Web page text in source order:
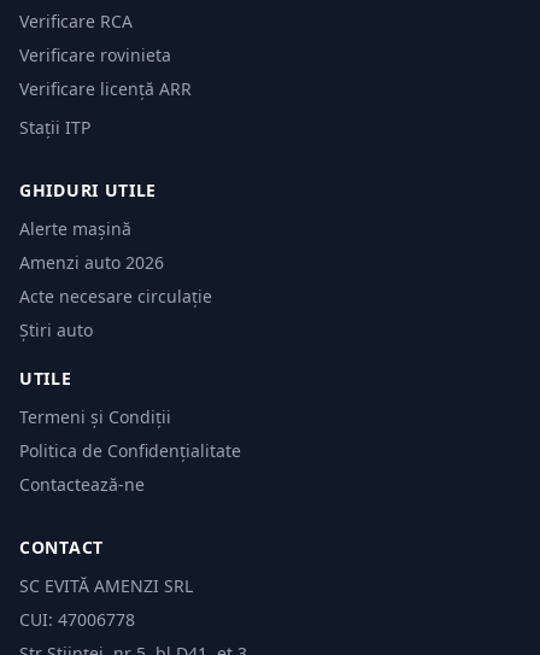
Verificare RCA
Verificare rovinieta
Verificare licență ARR
Stații ITP
GHIDURI UTILE
Alerte mașină
Amenzi auto 2026
Acte necesare circulație
Știri auto
UTILE
Termeni și Condiții
Politica de Confidențialitate
Contactează-ne
CONTACT
SC EVITĂ AMENZI SRL
CUI: 47006778